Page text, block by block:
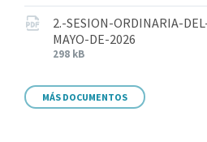
2.-SESION-ORDINARIA-
MAYO-DE-2026
298 kB
MÁS DOCUMENTOS